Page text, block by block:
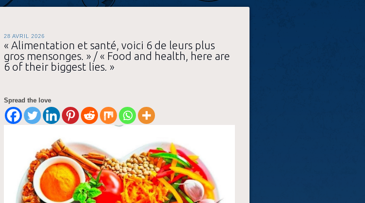
28 AVRIL 2026
« Alimentation et santé, voici 6 de leurs plus
gros mensonges. » / « Food and health, here are
6 of their biggest lies. »
Spread the love